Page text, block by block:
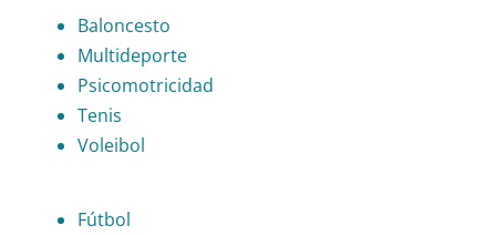
Baloncesto
Multideporte
Psicomotricidad
Tenis
Voleibol
Fútbol